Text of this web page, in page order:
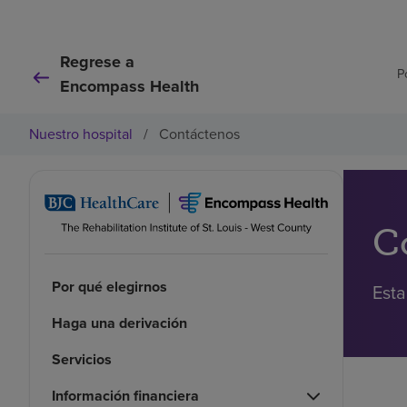
Regrese a
Encompass Health
Nuestro hospital / Contáctenos
Por qué elegirnos
Haga una derivación
Servicios
Información financiera